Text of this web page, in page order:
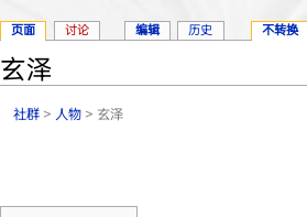
玄泽
社群 > 人物 > 玄泽
页面 讨论 编辑 历史 不转换